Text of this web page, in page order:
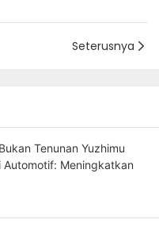
Seterusnya
Tenunan Yuzhimu
Automotif: Meningkatkan